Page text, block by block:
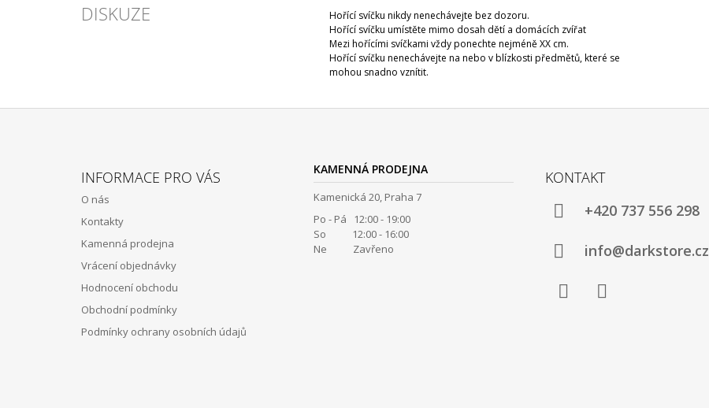
DISKUZE
Hořící svíčku nikdy nenechávejte bez dozoru.
Hořící svíčku umístěte mimo dosah dětí a domácích zvířat
Mezi hořícími svíčkami vždy ponechte nejméně XX cm.
Hořící svíčku nenechávejte na nebo v blízkosti předmětů, které se
mohou snadno vznítit.
INFORMACE PRO VÁS
O nás
Kontakty
Kamenná prodejna
Vrácení objednávky
Hodnocení obchodu
Obchodní podmínky
Podmínky ochrany osobních údajů
KAMENNÁ PRODEJNA
Kamenická 20, Praha 7
Po - Pá 12:00 - 19:00
So 12:00 - 16:00
Ne Zavřeno
KONTAKT
+420 737 556 298
info@darkstore.cz